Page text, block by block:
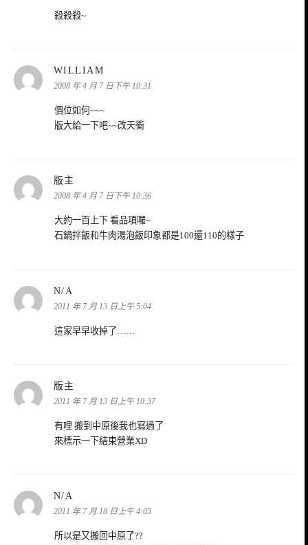
殺殺殺~
WILLIAM
示:
2008 年 4 月 7 日下午 10:31
價位如何~~~
版大給一下吧~~改天衝
版主
示:
2008 年 4 月 7 日下午 10:36
大約一百上下 看品項囉~
石鍋拌飯和牛肉湯泡飯印象都是100還110的樣子
N/A
示:
2011 年 7 月 13 日上午 5:04
這家早早收掉了……
版主
示:
2011 年 7 月 13 日上午 10:37
有哩 搬到中原後我也寫過了
來標示一下結束營業XD
N/A
示:
2011 年 7 月 18 日上午 4:05
所以是又搬回中原了??